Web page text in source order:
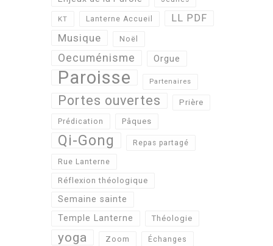
KT Lanterne Accueil LL PDF
Musique Noël
Oecuménisme Orgue
Paroisse Partenaires
Portes ouvertes Prière
Prédication Pâques
Qi-Gong Repas partagé
Rue Lanterne
Réflexion théologique
Semaine sainte
Temple Lanterne
Théologie
yoga Zoom Échanges